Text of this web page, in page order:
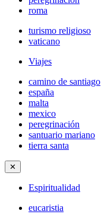
roma
turismo religioso
vaticano
Viajes
camino de santiago
españa
malta
mexico
peregrinación
santuario mariano
tierra santa
✕
Espiritualidad
eucaristia